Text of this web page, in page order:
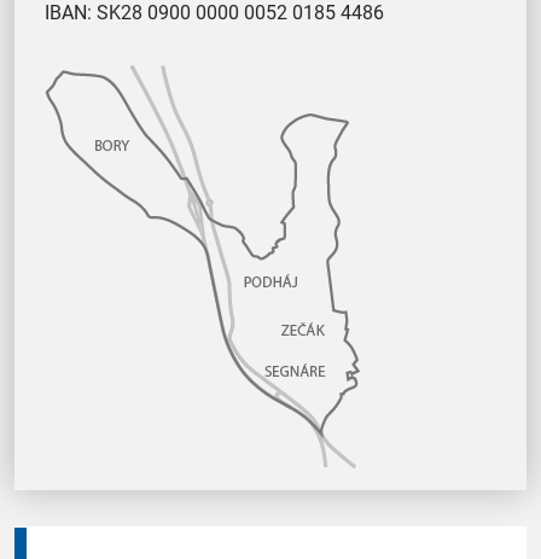
IBAN: SK28 0900 0000 0052 0185 4486